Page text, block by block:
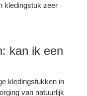
kledingstuk zeer
kan ik een
kledingstukken in
van natuurlijk